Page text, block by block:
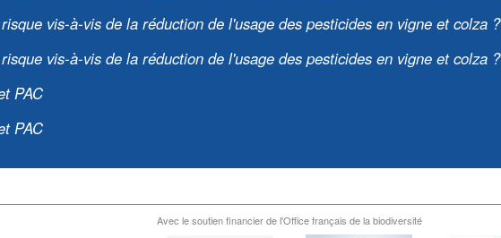
vis-à-vis de la réduction de l'usage des pesticides en vigne et colza ?
vis-à-vis de la réduction de l'usage des pesticides en vigne et colza ?
PAC
PAC
Avec le soutien financier de l'Office français de la biodiversité